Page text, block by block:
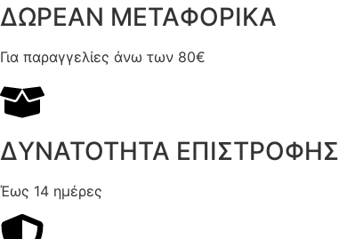
ΔΩΡΕΑΝ ΜΕΤΑΦΟΡΙΚΑ
Για παραγγελίες άνω των 80€
ΔΥΝΑΤΟΤΗΤΑ ΕΠΙΣΤΡΟΦΗΣ
Έως 14 ημέρες